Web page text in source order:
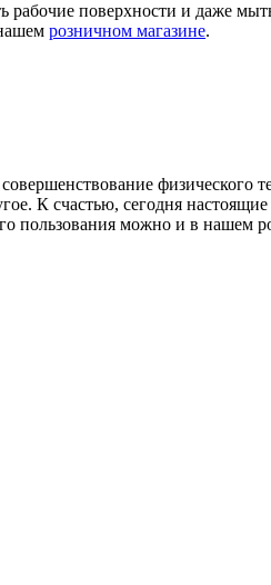
рабочие поверхности и даже
розничном магазине.
физического
К счастью, сегодня
пользования можно и в нашем